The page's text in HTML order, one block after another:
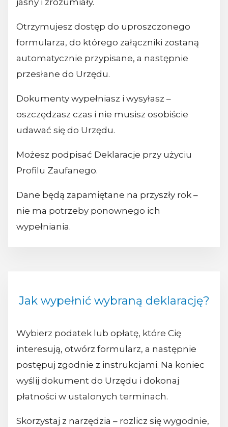
Otrzymujesz dostęp do uproszczonego
formularza, do którego załączniki zostaną
automatycznie przypisane, a następnie
przesłane do Urzędu.
Dokumenty wypełniasz i wysyłasz –
oszczędzasz czas i nie musisz osobiście
udawać się do Urzędu.
Możesz podpisać Deklaracje przy użyciu
Profilu Zaufanego.
Dane będą zapamiętane na przyszły rok –
nie ma potrzeby ponownego ich
wypełniania.
Jak wypełnić wybraną deklarację?
Wybierz podatek lub opłatę, które Cię
interesują, otwórz formularz, a następnie
postępuj zgodnie z instrukcjami. Na koniec
wyślij dokument do Urzędu i dokonaj
płatności w ustalonych terminach.
Skorzystaj z narzędzia – rozlicz się wygodnie,